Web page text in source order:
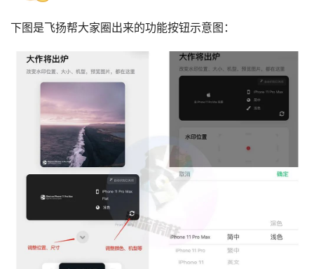
下图是飞扬帮大家圈出来的功能按钮示意图：